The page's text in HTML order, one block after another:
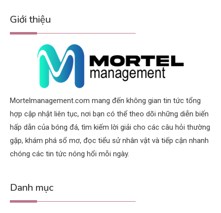
Giới thiệu
Mortelmanagement.com mang đến không gian tin tức tổng
hợp cập nhật liên tục, nơi bạn có thể theo dõi những diễn biến
hấp dẫn của bóng đá, tìm kiếm lời giải cho các câu hỏi thường
gặp, khám phá sổ mơ, đọc tiểu sử nhân vật và tiếp cận nhanh
chóng các tin tức nóng hổi mỗi ngày.
Danh mục